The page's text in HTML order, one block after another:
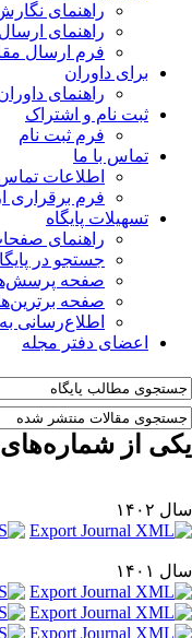
راهنمای
راهنمای
فرم ارسال
برای داوران
راهنمای
ثبت نام و اشتراک
فرم ثبت نام
تماس با ما
اطلاعات
فرم برقراری
تسهیلات پایگاه
راهنمای
جستجو در
صفحه
صفحه
اطلاع‌رسانی
اعضای دفتر مجله
یکی از شماره‌های
سال ۱۴۰۲
سال ۱۴۰۱